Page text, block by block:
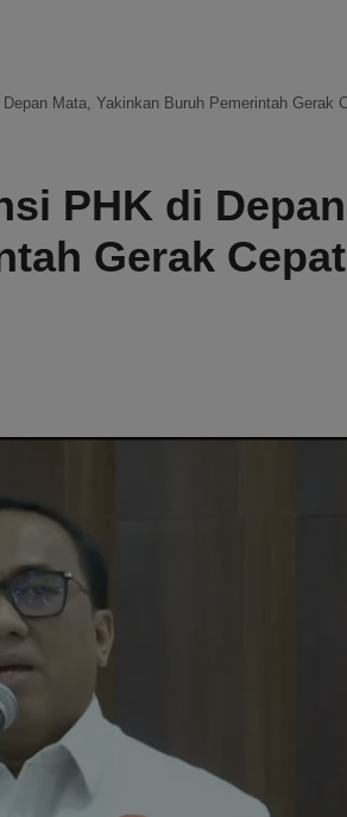
Mata, Yakinkan Buruh Pemerintah Gerak
PHK di
Gerak Cepat